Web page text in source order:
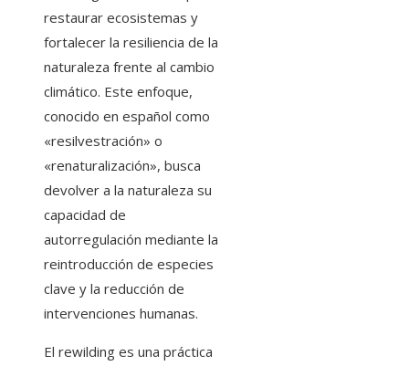
restaurar ecosistemas y
fortalecer la resiliencia de la
naturaleza frente al cambio
climático. Este enfoque,
conocido en español como
«resilvestración» o
«renaturalización», busca
devolver a la naturaleza su
capacidad de
autorregulación mediante la
reintroducción de especies
clave y la reducción de
intervenciones humanas.
El rewilding es una práctica